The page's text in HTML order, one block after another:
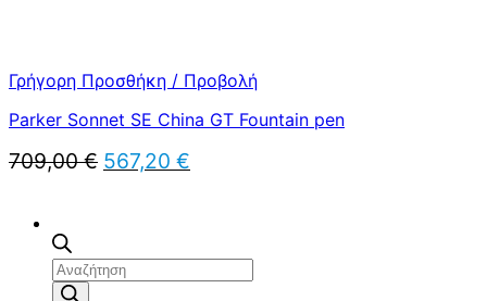
Αναζήτηση
προϊόντων
Γρήγορη Προσθήκη / Προβολή
Parker Sonnet SE China GT Fountain pen
709,00€ Original
price
567,20 €